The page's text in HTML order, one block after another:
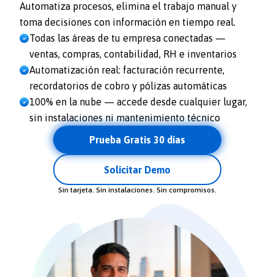
Automatiza procesos, elimina el trabajo manual y
toma decisiones con información en tiempo real.
Todas las áreas de tu empresa conectadas —
ventas, compras, contabilidad, RH e inventarios
Automatización real: facturación recurrente,
recordatorios de cobro y pólizas automáticas
100% en la nube — accede desde cualquier lugar,
sin instalaciones ni mantenimiento técnico
Prueba Gratis 30 días
Solicitar Demo
Sin tarjeta. Sin instalaciones. Sin compromisos.